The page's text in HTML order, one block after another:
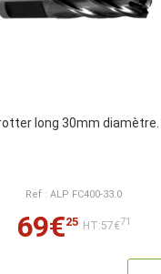
long 30mm diamètre.
Ref : ALP FC400-33.0
69€25 HT:57€71